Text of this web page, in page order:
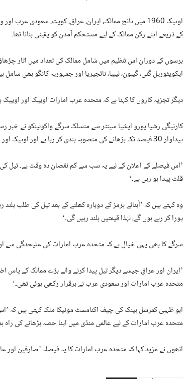
اوپیک 1960 میں پانچ ممالک، ایران، عراق، کویت، سعودی
کے ذریعے اپنے رکن ممالک کے لیے مستحکم آمدن کو یقینی بنانا تھا۔
برسوں کے دوران اس تنظیم میں شامل ممالک کی تعداد میں اتار چڑھاؤ
ایکویٹوریل گنی، گیبون، لیبیا، نائجیریا اور جمہوریہ کانگو بھی شامل
دیگر تجزیہ کاروں کا کہنا ہے کہ متحدہ عرب امارات اوپیک اور
کارنیگی رشیا یورو ایشیا سینٹر سے منسلک سرگے واکولینکو نے خبر
پیداوار 30 فیصد تک بڑھانے کی منصوبہ بندی کر رہا ہے اور اوپیک اور اپیک پلس کی تعین کردہ حدود میں رہتے ہوئے مشکل تھا۔‘
’اس فیصلے کے اعلان کے لیے یہ سب سے کم نقصان دہ وقت ہے۔ تیل کی
قلت پیدا ہو رہی ہے۔‘
وہ کہتے ہیں کہ ’آبنائے ہرمز کے دوبارہ کھلنے کے بعد تیل کی طلب
پورا کر رہے ہوں گے، لہٰذا قیمتیں بلند رہیں گی۔‘
سرگے کا بھی یہی خیال ہے کہ متحدہ عرب امارات کی علیحدگی سے
’ایران اور عراق جیسے دیگر تیل پیدا کرنے والے بڑے ممالک کے
متحدہ عرب امارات اور سعودی عرب نے برقرار رکھی ہوئی تھی۔‘
ابو ظہبی کمرشل بینک کی چیف اکنامسٹ مونیکا ملک کہتی ہیں کہ
متحدہ عرب امارات کے لیے عالمی منڈی میں اپنا حصہ بڑھانے کی راہ
انھوں نے مزید کہا کہ متحدہ عرب امارات کا یہ فیصلہ ’صارفین اور